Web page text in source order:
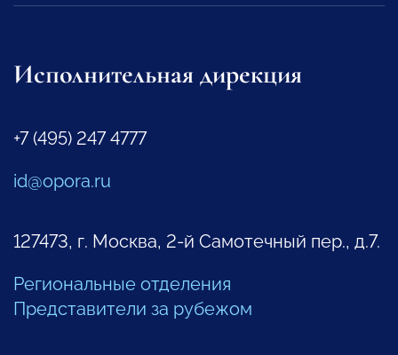
Исполнительная дирекция
+7 (495) 247 4777
id@opora.ru
127473, г. Москва, 2-й Самотечный пер., д.7.
Региональные отделения
Представители за рубежом